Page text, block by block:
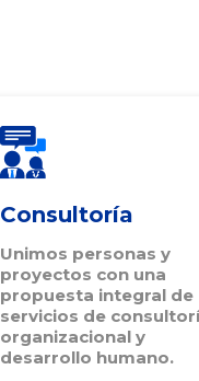
Consultoría
Unimos personas y
proyectos con una
propuesta integral de
servicios de
organizacional y
desarrollo humano.